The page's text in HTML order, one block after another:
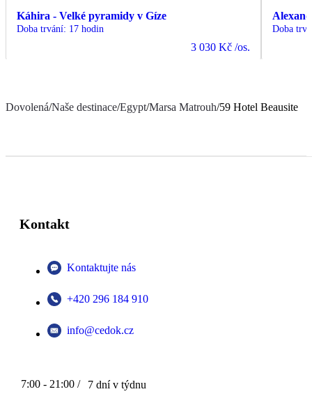
Káhira - Velké pyramidy v Gíze
Doba trvání: 17 hodin
3 030 Kč /os.
Doba
Dovolená/Naše destinace/Egypt/Marsa Matrouh/59 Hotel Beausite
Kontakt
Kontaktujte nás
+420 296 184 910
info@cedok.cz
7:00 - 21:00 / 7 dní v týdnu